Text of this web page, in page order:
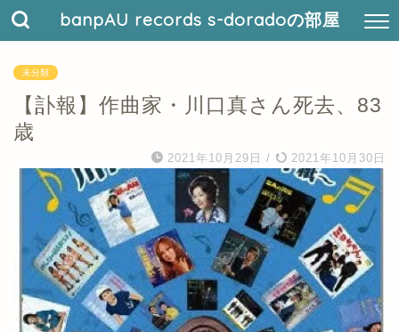
banpAU records s-doradoの部屋
未分類
【訃報】作曲家・川口真さん死去、83
歳
2021年10月29日 / 2021年10月30日